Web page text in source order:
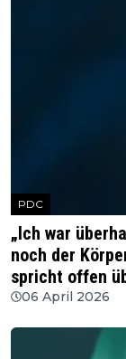
PDC
„Ich war
noch der
spricht offen
06 April 2026